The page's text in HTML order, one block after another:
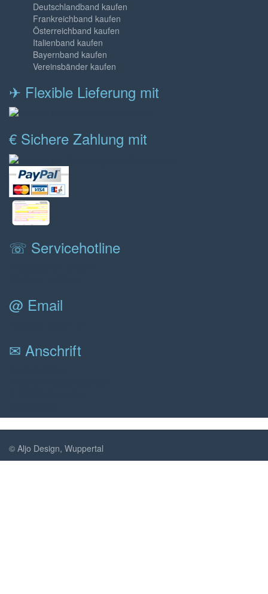
Deutschlandband kaufen
Frankreichband kaufen
Österreichband kaufen
Italienband kaufen
Bayernband kaufen
Vereinsbänder kaufen
✈ Flexible Lieferung mit
€ Sichere Zahlung mit
☏ Servicehotline
@ Email
✉ Anschrift
© Aljo Design, Wuppertal